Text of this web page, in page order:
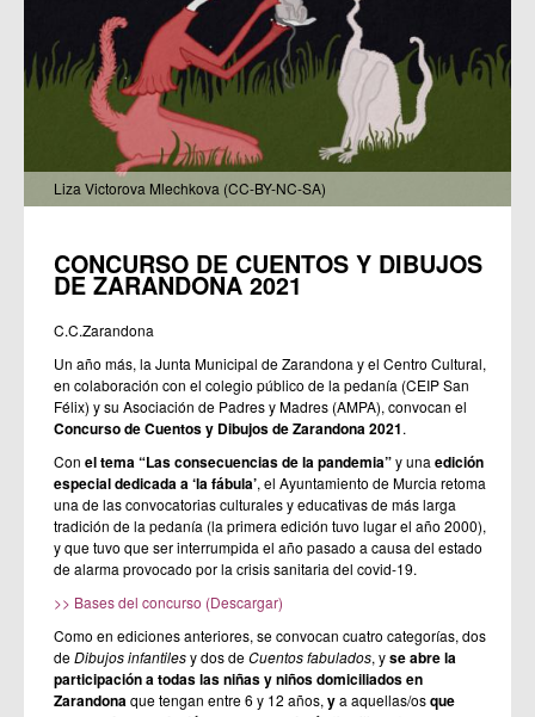
Liza Victorova Mlechkova (CC-BY-NC-SA)
CONCURSO DE CUENTOS Y DIBUJOS
DE ZARANDONA 2021
C.C.Zarandona
Un año más, la Junta Municipal de Zarandona y el Centro Cultural,
en colaboración con el colegio público de la pedanía (CEIP San
Félix) y su Asociación de Padres y Madres (AMPA), convocan el
Concurso de Cuentos y Dibujos de Zarandona 2021.
Con el tema “Las consecuencias de la pandemia”y una edición
especial dedicada a ‘la fábula’, el Ayuntamiento de Murcia retoma
una de las convocatorias culturales y educativas de más larga
tradición de la pedanía (la primera edición tuvo lugar el año 2000),
y que tuvo que ser interrumpida el año pasado a causa del estado
de alarma provocado por la crisis sanitaria del covid-19.
>> Bases del concurso (Descargar)
Como en ediciones anteriores, se convocan cuatro categorías, dos
deDibujos infantilesy dos deCuentos fabulados, yse abre la
participación a todas las niñas y niños domiciliados en
Zarandonaque tengan entre 6 y 12 años, ya aquellas/osque